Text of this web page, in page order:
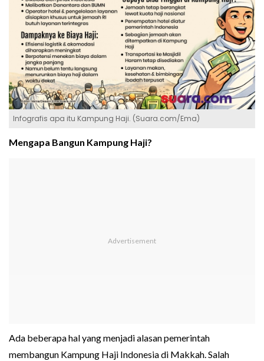
Infografis apa itu Kampung Haji. (Suara.com/Ema)
Mengapa Bangun Kampung Haji?
Ada beberapa hal yang menjadi alasan pemerintah
membangun Kampung Haji Indonesia di Makkah. Salah